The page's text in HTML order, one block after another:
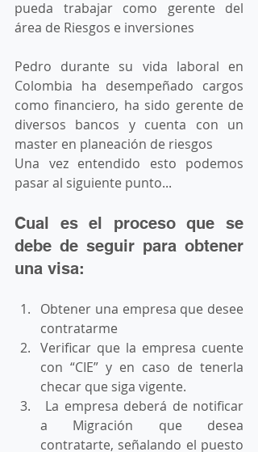
pueda trabajar como gerente del
área de Riesgos e inversiones
Pedro durante su vida laboral en
Colombia ha desempeñado cargos
como financiero, ha sido gerente de
diversos bancos y cuenta con un
master en planeación de riesgos
Una vez entendido esto podemos
pasar al siguiente punto...
Cual es el proceso que se
debe de seguir para obtener
una visa:
Obtener una empresa que desee
contratarme
Verificar que la empresa cuente
con “CIE” y en caso de tenerla
checar que siga vigente.
a Migración que desea
contratarte, señalando el puesto